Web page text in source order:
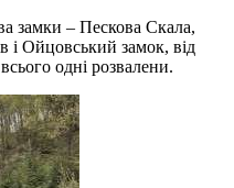
замки – Пескова Скала,
і Ойцовський замок, від
одні розвалени.